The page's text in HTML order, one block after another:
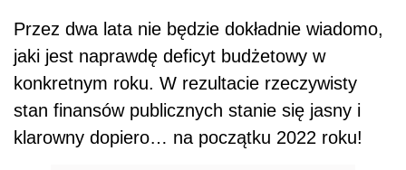
Przez dwa lata nie będzie dokładnie wiadomo,
jaki jest naprawdę deficyt budżetowy w
konkretnym roku. W rezultacie rzeczywisty
stan finansów publicznych stanie się jasny i
klarowny dopiero… na początku 2022 roku!